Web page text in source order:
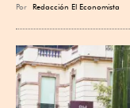
Por Redacción El Economista